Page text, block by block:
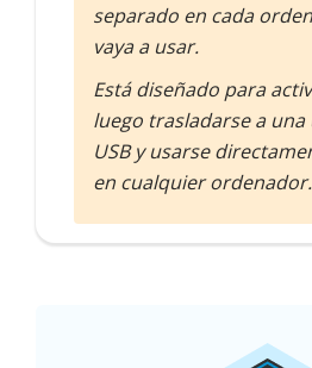
separado en cada
vaya a usar.
Está diseñado para
luego trasladarse a
USB y usarse
en cualquier ordenador.